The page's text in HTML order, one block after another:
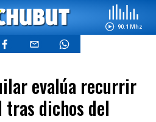
90.1 Mhz
evalúa recurrir
dichos del